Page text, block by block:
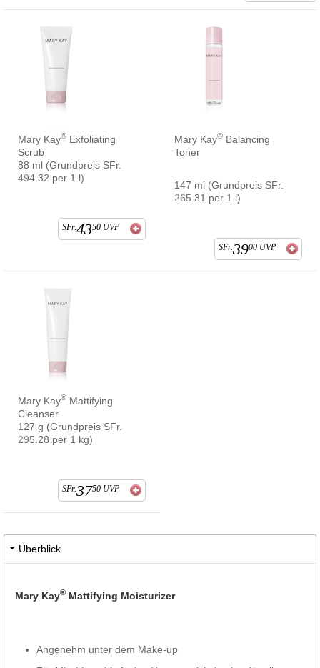
Mary Kay® Exfoliating
Scrub
88 ml (Grundpreis SFr.
494.32 per 1 l)
SFr.4350 UVP
Mary Kay® Balancing
Toner
147 ml (Grundpreis SFr.
265.31 per 1 l)
SFr.3900 UVP
Mary Kay® Mattifying
Cleanser
127 g (Grundpreis SFr.
295.28 per 1 kg)
SFr.3750 UVP
Überblick
Mary Kay® Mattifying Moisturizer
Angenehm unter dem Make-up